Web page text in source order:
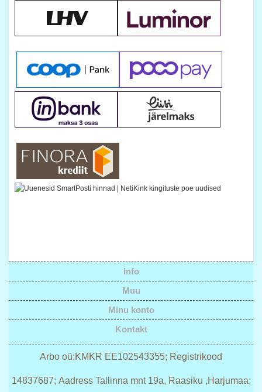
Info
Muu
Minu konto
Kontakt
Arbo oü;KMKR EE102543355; Registrikood
14837687; Aadress Tallinna mnt 19a, Raasiku ,Harjumaa;